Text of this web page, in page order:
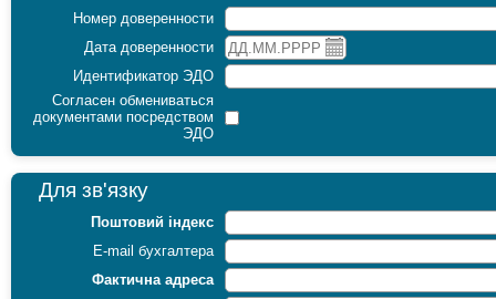
Номер доверенности
Дата доверенности
Идентификатор ЭДО
Согласен обмениваться
документами посредством
ЭДО
Для зв'язку
Поштовий індекс
E-mail бухгалтера
Фактична адреса